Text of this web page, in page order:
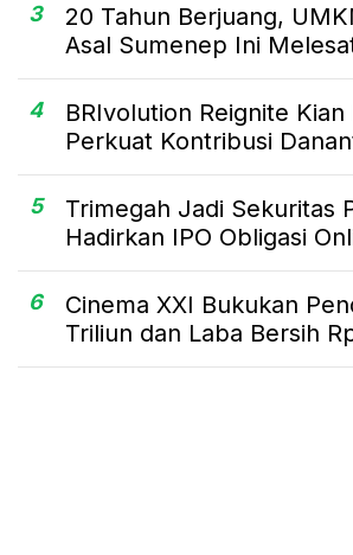
3
20 Tahun Berjuang,
Asal Sumenep Ini
4
BRIvolution Reignite
Perkuat Kontribusi
5
Trimegah Jadi Sekuritas
Hadirkan IPO Obligasi
6
Cinema XXI Bukukan
Triliun dan Laba Bersih